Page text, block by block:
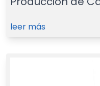
leer más